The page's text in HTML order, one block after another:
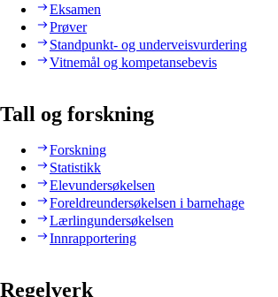
Eksamen
Prøver
Standpunkt- og underveisvurdering
Vitnemål og kompetansebevis
Tall og forskning
Forskning
Statistikk
Elevundersøkelsen
Foreldreundersøkelsen i barnehage
Lærlingundersøkelsen
Innrapportering
Regelverk